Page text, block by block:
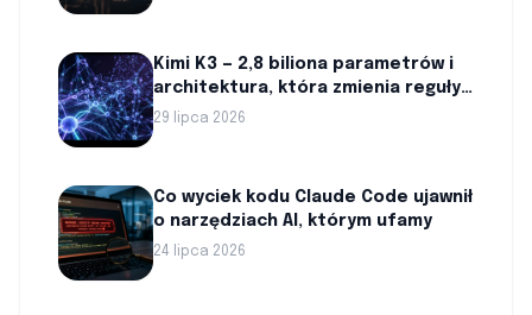
Kimi K3 — 2,8 biliona parametrów i
architektura, która zmienia reguły
gry w AI
29 lipca 2026
Co wyciek kodu Claude Code ujawnił
o narzędziach AI, którym ufamy
24 lipca 2026